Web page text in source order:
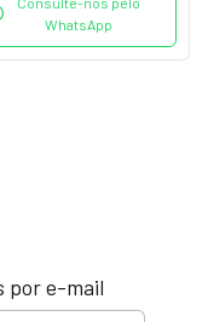
WhatsApp
por e-mail